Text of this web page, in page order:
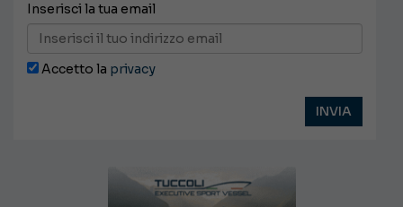
Inserisci la tua email
Accetto la privacy